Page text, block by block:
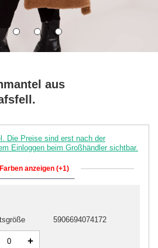
aus
Die Preise sind erst nach der
Einloggen beim Großhändler sichtbar.
anzeigen (+1)
5906694074172
+